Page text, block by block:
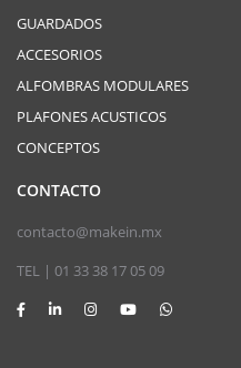
GUARDADOS
ACCESORIOS
ALFOMBRAS MODULARES
PLAFONES ACUSTICOS
CONCEPTOS
CONTACTO
contacto@makein.mx
TEL | 01 33 38 17 05 09